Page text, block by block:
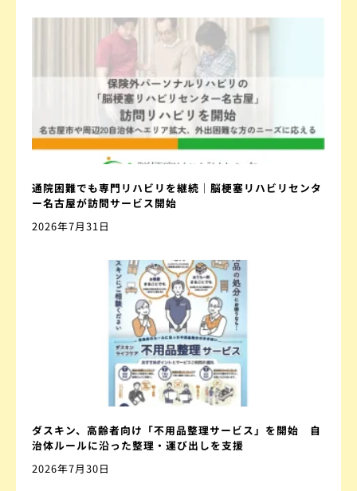
通院困難でも専門リハビリを継続｜脳梗塞リハビリセンタ
ー名古屋が訪問サービス開始
2026年7月31日
ダスキン、高齢者向け「不用品整理サービス」を開始 自
治体ルールに沿った整理・運び出しを支援
2026年7月30日